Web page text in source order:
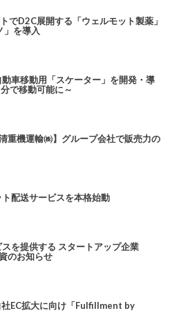
でD2C展開する「ウェルモット製薬」
」を導入
車移動用「スケーター」を開発・導
で移動可能に～
重機運輸㈱】グループ会社で販売力の
配送サービスを本格始動
を提供する スタートアップ企業
のお知らせ
EC拡大に向け「Fulfillment by